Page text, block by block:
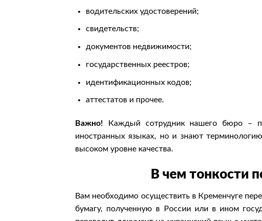
водительских удостоверений;
свидетельств;
документов недвижимости;
государственных реестров;
идентификационных кодов;
аттестатов и прочее.
Важно! Каждый сотрудник нашего бюро –
иностранных языках, но и знают
высоком уровне качества.
В чем тонкости
Вам необходимо осуществить в Кременчуге
бумагу, полученную в России или в ином